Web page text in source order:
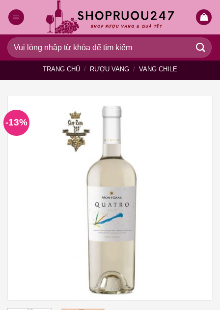
qua
dung
Tìm
kiếm:
TRANG CHỦ / RƯỢU VANG / VANG CHILE
-13%